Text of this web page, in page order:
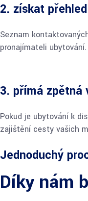
2. získat přehled
Seznam
pronajímateli ubytování.
3. přímá zpětná
Pokud je ubytování k
zajištění cesty vašich
Jednoduchý
Díky nám